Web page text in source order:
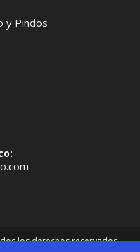
y Pindos
los derechos reservados